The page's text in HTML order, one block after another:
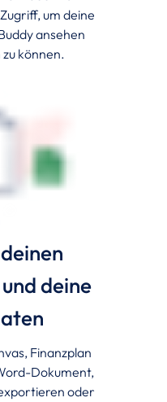
um deine
ansehen
können.
deine
Finanzplan
Dokument,
oder